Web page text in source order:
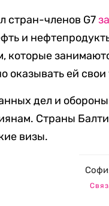
стран-членов G7
и
которые
оказывать ей свои
дел и
Страны
визы.